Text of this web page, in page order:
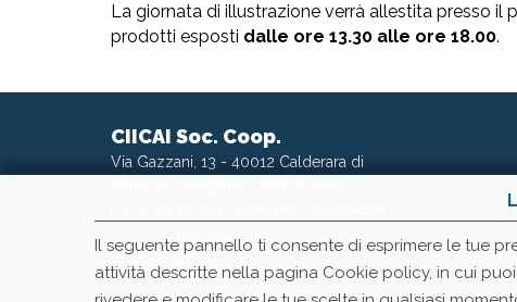
La giornata di illustrazione verrà allestita presso il
prodotti esposti dalle ore 13.30 alle ore 18.00.
CIICAI Soc. Coop.
Via Gazzani, 13 - 40012 Calderara di
P.IVA: 00501541205
Email:info@ciicai.com
Il seguente pannello ti consente di esprimere le tue
attività descritte nella pagina Cookie policy, in cui